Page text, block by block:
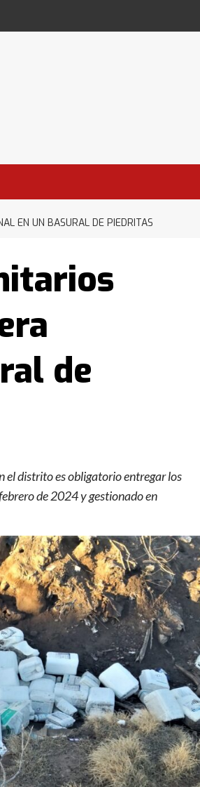
EN UN BASURAL DE PIEDRITAS
de
el distrito es obligatorio entregar los
de 2024 y gestionado en